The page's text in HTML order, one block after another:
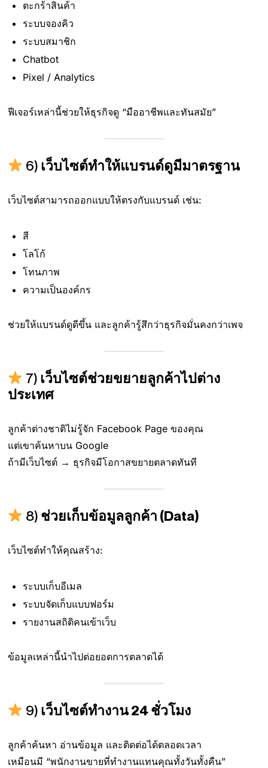
ตะกร้าสินค้า
ระบบจองคิว
ระบบสมาชิก
Chatbot
Pixel / Analytics
ฟีเจอร์เหล่านี้ช่วยให้ธุรกิจดู “มืออาชีพและทันสมัย”
6) เว็บไซต์ทำให้แบรนด์ดูมีมาตรฐาน
เว็บไซต์สามารถออกแบบให้ตรงกับแบรนด์ เช่น:
สี
โลโก้
โทนภาพ
ความเป็นองค์กร
ช่วยให้แบรนด์ดูดีขึ้น และลูกค้ารู้สึกว่าธุรกิจมั่นคงกว่าเพจ
7) เว็บไซต์ช่วยขยายลูกค้าไปต่าง
ประเทศ
ลูกค้าต่างชาติไม่รู้จัก Facebook Page ของคุณ
แต่เขาค้นหาบน Google
ถ้ามีเว็บไซต์ → ธุรกิจมีโอกาสขยายตลาดทันที
8) ช่วยเก็บข้อมูลลูกค้า (Data)
เว็บไซต์ทำให้คุณสร้าง:
ระบบเก็บอีเมล
ระบบจัดเก็บแบบฟอร์ม
รายงานสถิติคนเข้าเว็บ
ข้อมูลเหล่านี้นำไปต่อยอดการตลาดได้
9) เว็บไซต์ทำงาน 24 ชั่วโมง
ลูกค้าค้นหา อ่านข้อมูล และติดต่อได้ตลอดเวลา
เหมือนมี “พนักงานขายที่ทำงานแทนคุณทั้งวันทั้งคืน”